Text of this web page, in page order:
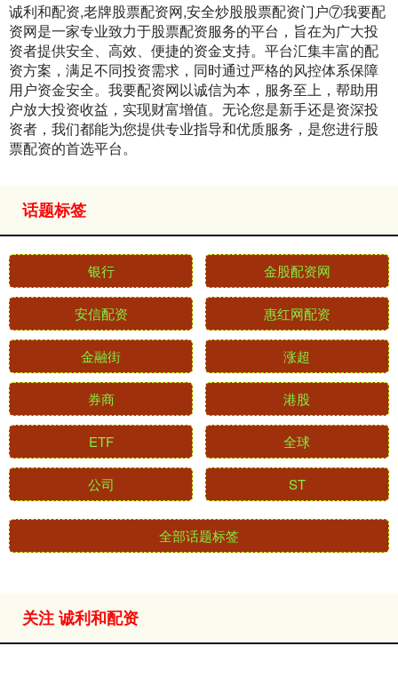
诚利和配资,老牌股票配资网,安全炒股股票配资门户⑦我要配
资网是一家专业致力于股票配资服务的平台，旨在为广大投
资者提供安全、高效、便捷的资金支持。平台汇集丰富的配
资方案，满足不同投资需求，同时通过严格的风控体系保障
用户资金安全。我要配资网以诚信为本，服务至上，帮助用
户放大投资收益，实现财富增值。无论您是新手还是资深投
资者，我们都能为您提供专业指导和优质服务，是您进行股
票配资的首选平台。
话题标签
银行 金股配资网
安信配资 惠红网配资
金融街 涨超
券商 港股
ETF 全球
公司 ST
全部话题标签
关注 诚利和配资